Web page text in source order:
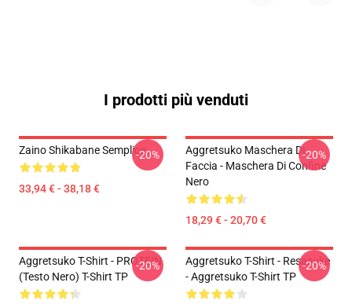
I prodotti più venduti
Zaino Shikabane Semplice
33,94 € - 38,18 €
-20%
Aggretsuko Maschera Di
Faccia - Maschera Di Confine
Nero
18,29 € - 20,70 €
-20%
Aggretsuko T-Shirt - PROTEIN
(testo Nero) T-Shirt TP
-20%
Aggretsuko T-Shirt - Resasuke
- Aggretsuko T-Shirt TP
-20%